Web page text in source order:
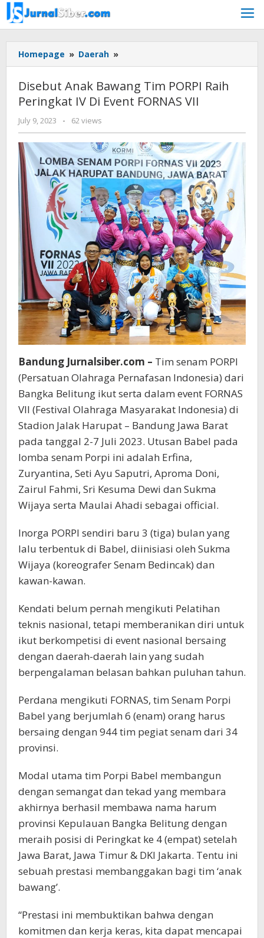
Skip
to
content
Homepage » Daerah »
Anak
Tim
PORPI
IV
Di
Event
FORNAS
VII
Disebut Anak Bawang Tim PORPI Raih
Peringkat IV Di Event FORNAS VII
July 9, 2023
by
Jurnalsiber
- 62 views
Bandung Jurnalsiber.com – Tim senam PORPI
(Persatuan Olahraga Pernafasan Indonesia) dari
Bangka Belitung ikut serta dalam event FORNAS
VII (Festival Olahraga Masyarakat Indonesia) di
Stadion Jalak Harupat – Bandung Jawa Barat
pada tanggal 2-7 Juli 2023. Utusan Babel pada
lomba senam Porpi ini adalah Erfina,
Zuryantina, Seti Ayu Saputri, Aproma Doni,
Zairul Fahmi, Sri Kesuma Dewi dan Sukma
Wijaya serta Maulai Ahadi sebagai official.
Inorga PORPI sendiri baru 3 (tiga) bulan yang
lalu terbentuk di Babel, diinisiasi oleh Sukma
Wijaya (koreografer Senam Bedincak) dan
kawan-kawan.
Kendati belum pernah mengikuti Pelatihan
teknis nasional, tetapi memberanikan diri untuk
ikut berkompetisi di event nasional bersaing
dengan daerah-daerah lain yang sudah
berpengalaman belasan bahkan puluhan tahun.
Perdana mengikuti FORNAS, tim Senam Porpi
Babel yang berjumlah 6 (enam) orang harus
bersaing dengan 944 tim pegiat senam dari 34
provinsi.
Modal utama tim Porpi Babel membangun
dengan semangat dan tekad yang membara
akhirnya berhasil membawa nama harum
provinsi Kepulauan Bangka Belitung dengan
meraih posisi di Peringkat ke 4 (empat) setelah
Jawa Barat, Jawa Timur & DKI Jakarta. Tentu ini
sebuah prestasi membanggakan bagi tim ‘anak
bawang’.
“Prestasi ini membuktikan bahwa dengan
komitmen dan kerja keras, kita dapat mencapai